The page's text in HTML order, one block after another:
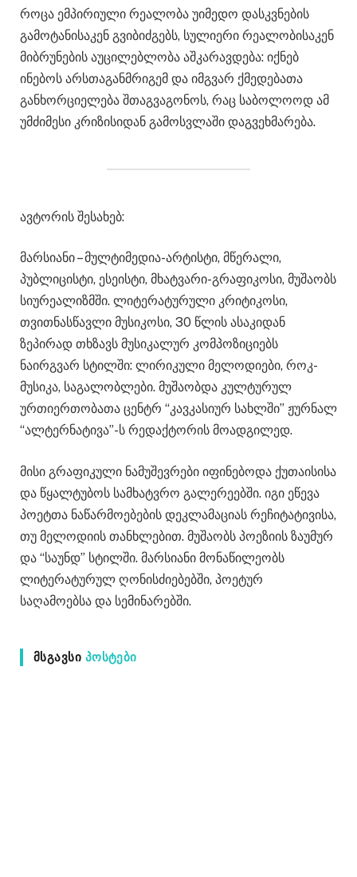
როცა ემპირიული რეალობა უიმედო დასკვნების
გამოტანისაკენ გვიბიძგებს, სულიერი რეალობისაკენ
მიბრუნების აუცილებლობა აშკარავდება: იქნებ
ინებოს არსთაგანმრიგემ და იმგვარ ქმედებათა
განხორციელება შთაგვაგონოს, რაც საბოლოოდ ამ
უმძიმესი კრიზისიდან გამოსვლაში დაგვეხმარება.
ავტორის შესახებ:
მარსიანი – მულტიმედია-არტისტი, მწერალი,
პუბლიცისტი, ესეისტი, მხატვარი-გრაფიკოსი, მუშაობს
სიურეალიზმში. ლიტერატურული კრიტიკოსი,
თვითნასწავლი მუსიკოსი, 30 წლის ასაკიდან
ზეპირად თხზავს მუსიკალურ კომპოზიციებს
ნაირგვარ სტილში: ლირიკული მელოდიები, როკ-
მუსიკა, საგალობლები. მუშაობდა კულტურულ
ურთიერთობათა ცენტრ “კავკასიურ სახლში” ჟურნალ
“ალტერნატივა”-ს რედაქტორის მოადგილედ.
მისი გრაფიკული ნამუშევრები იფინებოდა ქუთაისისა
და წყალტუბოს სამხატვრო გალერეებში. იგი ეწევა
პოეტთა ნაწარმოებების დეკლამაციას რეჩიტატივისა,
თუ მელოდიის თანხლებით. მუშაობს პოეზიის ზაუმურ
და “საუნდ” სტილში. მარსიანი მონაწილეობს
ლიტერატურულ ღონისძიებებში, პოეტურ
საღამოებსა და სემინარებში.
ᲛᲡᲒᲐᲕᲡᲘ ᲞᲝᲡᲢᲔᲑᲘ